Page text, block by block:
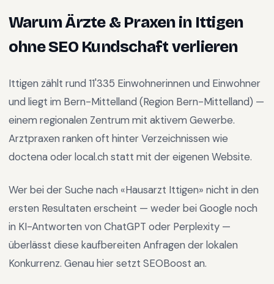
WarumÄrzte & Praxenin Ittigen
ohne SEO Kundschaft verlieren
Ittigen zählt rund 11'335 Einwohnerinnen und Einwohner
und liegt im Bern-Mittelland (Region Bern-Mittelland) —
einem regionalen Zentrum mit aktivem Gewerbe.
Arztpraxen ranken oft hinter Verzeichnissen wie
doctena oder local.ch statt mit der eigenen Website.
Wer bei der Suche nach «Hausarzt Ittigen» nicht in den
ersten Resultaten erscheint — weder bei Google noch
in KI-Antworten von ChatGPT oder Perplexity —
überlässt diese kaufbereiten Anfragen der lokalen
Konkurrenz. Genau hier setzt SEOBoost an.